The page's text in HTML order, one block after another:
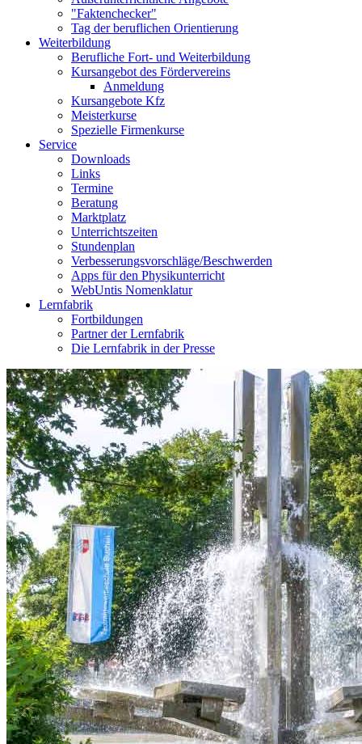
"Faktenchecker"
Tag der beruflichen Orientierung
Weiterbildung
Berufliche Fort- und Weiterbildung
Kursangebot des Fördervereins
Anmeldung
Kursangebote Kfz
Meisterkurse
Spezielle Firmenkurse
Service
Downloads
Links
Termine
Beratung
Marktplatz
Unterrichtszeiten
Stundenplan
Verbesserungsvorschläge/Beschwerden
Apps für den Physikunterricht
WebUntis Nomenklatur
Lernfabrik
Fortbildungen
Partner der Lernfabrik
Die Lernfabrik in der Presse